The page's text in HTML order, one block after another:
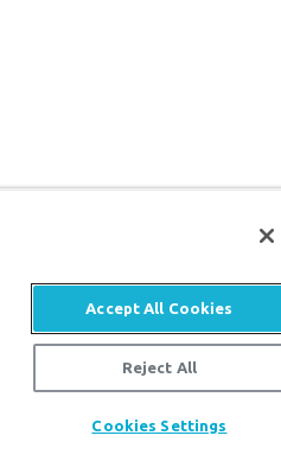
dedicado a ayudar a
Available
Accept All Cookies
Reject All
Cookies Settings